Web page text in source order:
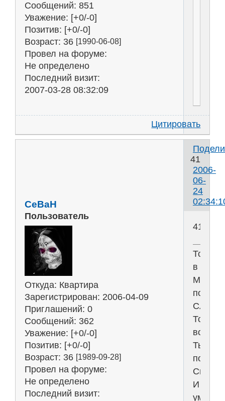
Сообщений: 851
Уважение: [+0/-0]
Позитив: [+0/-0]
Возраст: 36 [1990-06-08]
Провел на форуме:
Не определено
Последний визит:
2007-03-28 08:32:09
Цитировать
41
2006-
06-
24
CeBaH
Пользователь
Откуда: Квартира
Зарегистрирован: 2006-04-09
Приглашений: 0
Сообщений: 362
Уважение: [+0/-0]
Позитив: [+0/-0]
Возраст: 36 [1989-09-28]
Провел на форуме:
Не определено
Последний визит:
41
Только
в
Слово,
Только
во
Тьме
Свет,
И